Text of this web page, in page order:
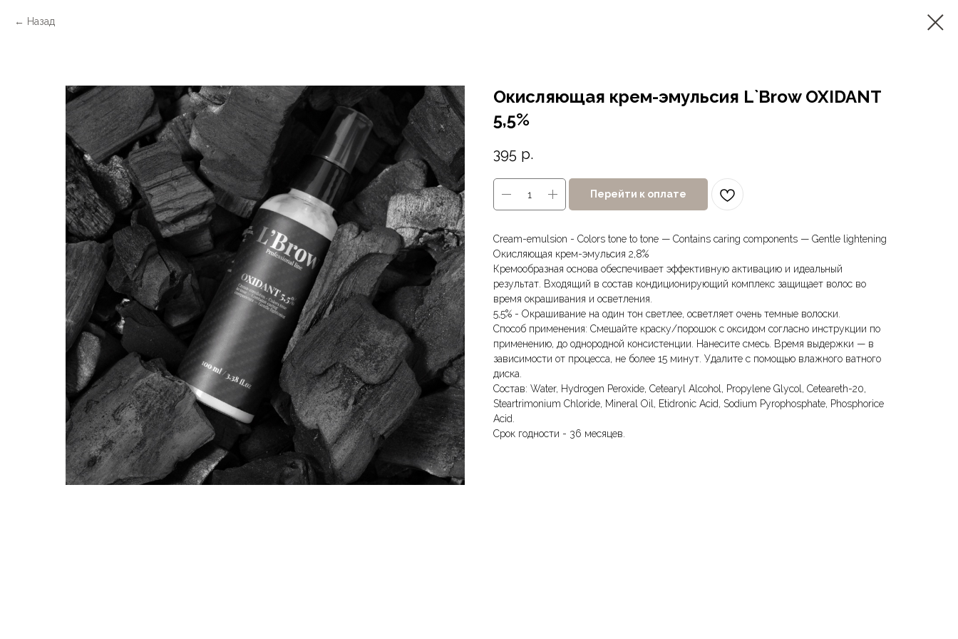
Назад
Окисляющая крем-эмульсия L`Brow OXIDANT
5,5%
395 р.
Перейти к оплате
Cream-emulsion - Colors tone to tone — Contains caring components — Gentle lightening
Окисляющая крем-эмульсия 2,8%
Кремообразная основа обеспечивает эффективную активацию и идеальный
результат. Входящий в состав кондиционирующий комплекс защищает волос во
время окрашивания и осветления.
5,5% - Окрашивание на один тон светлее, осветляет очень темные волоски.
Способ применения: Смешайте краску/порошок с оксидом согласно инструкции по
применению, до однородной консистенции. Нанесите смесь. Время выдержки — в
зависимости от процесса, не более 15 минут. Удалите с помощью влажного ватного
диска.
Состав: Water, Hydrogen Peroxide, Cetearyl Alcohol, Propylene Glycol, Ceteareth-20,
Steartrimonium Chloride, Mineral Oil, Etidronic Acid, Sodium Pyrophosphate, Phosphorice
Acid.
Срок годности - 36 месяцев.